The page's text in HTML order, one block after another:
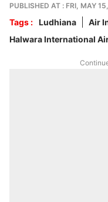
PUBLISHED AT : FRI, MAY
Tags : Ludhiana
Air
Halwara International